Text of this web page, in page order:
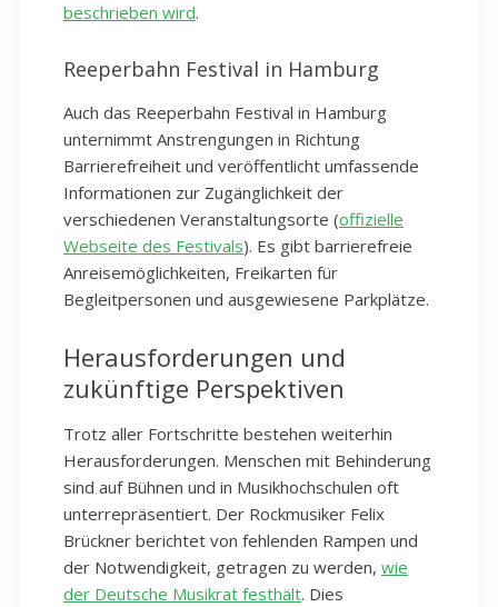
beschrieben wird.
Reeperbahn Festival in Hamburg
Auch das Reeperbahn Festival in Hamburg
unternimmt Anstrengungen in Richtung
Barrierefreiheit und veröffentlicht umfassende
Informationen zur Zugänglichkeit der
verschiedenen Veranstaltungsorte (offizielle
Webseite des Festivals). Es gibt barrierefreie
Anreisemöglichkeiten, Freikarten für
Begleitpersonen und ausgewiesene Parkplätze.
Herausforderungen und
zukünftige Perspektiven
Trotz aller Fortschritte bestehen weiterhin
Herausforderungen. Menschen mit Behinderung
sind auf Bühnen und in Musikhochschulen oft
unterrepräsentiert. Der Rockmusiker Felix
Brückner berichtet von fehlenden Rampen und
der Notwendigkeit, getragen zu werden, wie
der Deutsche Musikrat festhält. Dies